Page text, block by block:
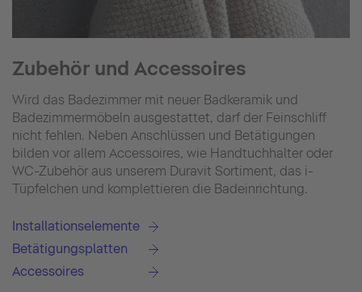
Zubehör und Accessoires
Wird das Badezimmer mit neuer Badkeramik und
Badezimmermöbeln ausgestattet, darf der Feinschliff
nicht fehlen. Neben Anschlüssen und Betätigungen
bilden vor allem Accessoires, wie Handtuchhalter oder
WC-Zubehör aus unserem Duravit Sortiment, das i-
Tüpfelchen und komplettieren die Badeinrichtung.
Installationselemente
Betätigungsplatten
Accessoires